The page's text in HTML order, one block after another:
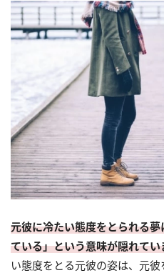
元彼に冷たい態度をとられる
ている」という意味が隠れてい
い態度をとる元彼の姿は、元